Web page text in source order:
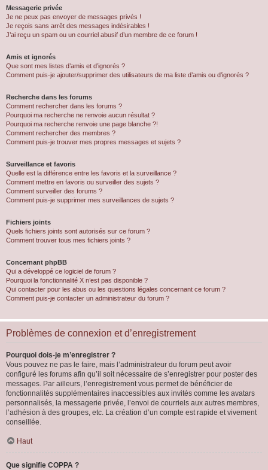
Messagerie privée
Je ne peux pas envoyer de messages privés !
Je reçois sans arrêt des messages indésirables !
J’ai reçu un spam ou un courriel abusif d’un membre de ce forum !
Amis et ignorés
Que sont mes listes d’amis et d’ignorés ?
Comment puis-je ajouter/supprimer des utilisateurs de ma liste d’amis ou d’ignorés ?
Recherche dans les forums
Comment rechercher dans les forums ?
Pourquoi ma recherche ne renvoie aucun résultat ?
Pourquoi ma recherche renvoie une page blanche ?!
Comment rechercher des membres ?
Comment puis-je trouver mes propres messages et sujets ?
Surveillance et favoris
Quelle est la différence entre les favoris et la surveillance ?
Comment mettre en favoris ou surveiller des sujets ?
Comment surveiller des forums ?
Comment puis-je supprimer mes surveillances de sujets ?
Fichiers joints
Quels fichiers joints sont autorisés sur ce forum ?
Comment trouver tous mes fichiers joints ?
Concernant phpBB
Qui a développé ce logiciel de forum ?
Pourquoi la fonctionnalité X n’est pas disponible ?
Qui contacter pour les abus ou les questions légales concernant ce forum ?
Comment puis-je contacter un administrateur du forum ?
Problèmes de connexion et d’enregistrement
Pourquoi dois-je m’enregistrer ?
Vous pouvez ne pas le faire, mais l’administrateur du forum peut avoir
configuré les forums afin qu’il soit nécessaire de s’enregistrer pour poster des
messages. Par ailleurs, l’enregistrement vous permet de bénéficier de
fonctionnalités supplémentaires inaccessibles aux invités comme les avatars
personnalisés, la messagerie privée, l’envoi de courriels aux autres membres,
l’adhésion à des groupes, etc. La création d’un compte est rapide et vivement
conseillée.
Haut
Que signifie COPPA ?